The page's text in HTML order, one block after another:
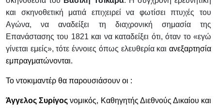
και σκηνοθετική ματιά επιχειρεί να φωτίσει πτυχές του
Αγώνα, να αναδείξει τη διαχρονική σημασία της
Επανάστασης του 1821 και να καταδείξει ότι, όταν το «εγώ
γίνεται εμείς», τότε έννοιες όπως ελευθερία και ανεξαρτησία
εμπραγματώνονται.
Το ντοκιμαντέρ θα παρουσιάσουν οι :
Άγγελος Συρίγος νομικός, Καθηγητής Διεθνούς Δικαίου και